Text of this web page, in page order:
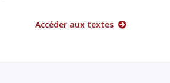
Accéder aux textes